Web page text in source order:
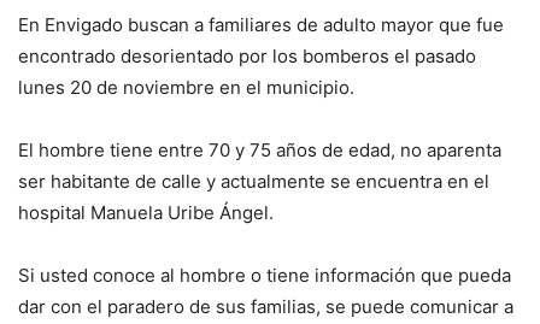
En Envigado buscan a familiares de adulto mayor que fue
encontrado desorientado por los bomberos el pasado
lunes 20 de noviembre en el municipio.
El hombre tiene entre 70 y 75 años de edad, no aparenta
ser habitante de calle y actualmente se encuentra en el
hospital Manuela Uribe Ángel.
Si usted conoce al hombre o tiene información que pueda
dar con el paradero de sus familias, se puede comunicar a